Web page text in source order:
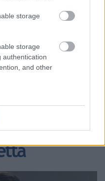
storage
storage
authentication
and other